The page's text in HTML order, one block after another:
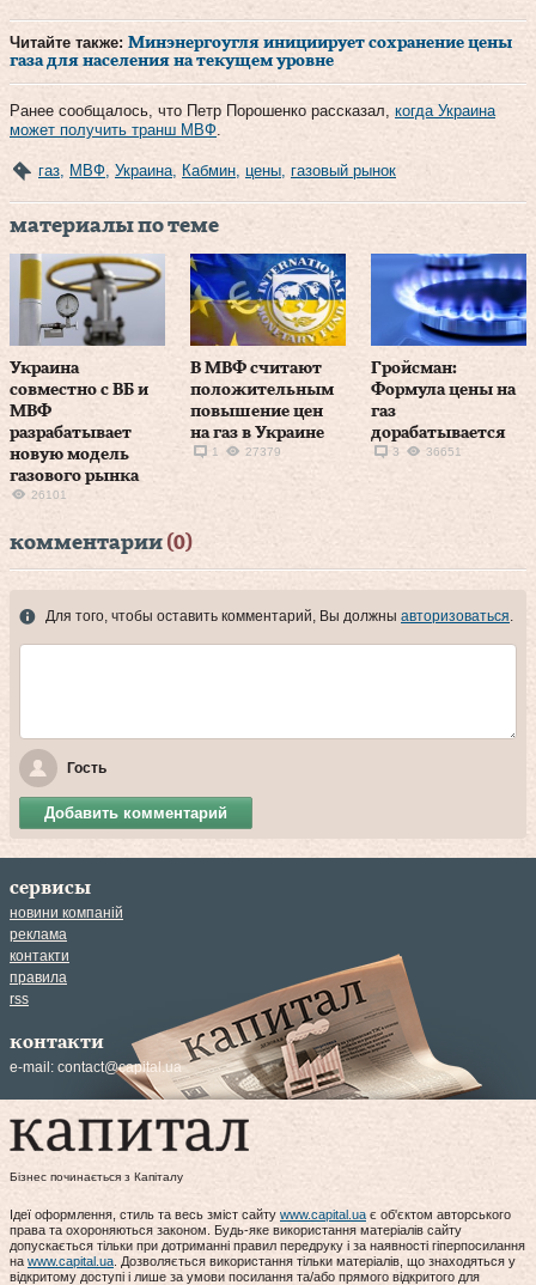
Читайте также: Минэнергоугля инициирует сохранение цены
газа для населения на текущем уровне
Ранее сообщалось, что Петр Порошенко рассказал, когда Украина
может получить транш МВФ
газ МВФ Украина Кабмин цены газовый рынок
материалы по теме
Украина
совместно с ВБ и
МВФ
разрабатывает
новую модель
газового рынка
26101
В МВФ считают
положительным
повышение цен
на газ в Украине
1 27379
Гройсман:
Формула цены на
газ
дорабатывается
3 36651
комментарии (0)
Для того, чтобы оставить комментарий, Вы должны авторизоваться.
Гость
Добавить комментарий
сервисы
новини компаній
реклама
контакти
правила
rss
контакти
e-mail: contact@capital.ua
Бізнес починається з Капіталу
Ідеї оформлення, стиль та весь зміст сайту www.capital.ua є об'єктом авторського
права та охороняються законом. Будь-яке використання матеріалів сайту
допускається тільки при дотриманні правил передруку і за наявності гіперпосилання
на www.capital.ua. Дозволяється використання тільки матеріалів, що знаходяться у
відкритому доступі і лише за умови посилання та/або прямого відкритого для